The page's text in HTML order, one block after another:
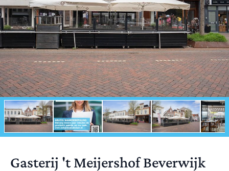
Gasterij 't Meijershof Beverwijk